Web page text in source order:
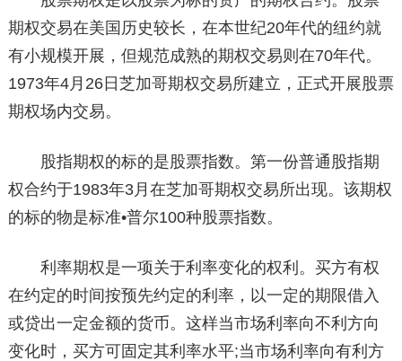
期权交易在美国历史较长，在本世纪20年代的纽约就
有小规模开展，但规范成熟的期权交易则在70年代。
1973年4月26日芝加哥期权交易所建立，正式开展股票
期权场内交易。
股指期权的标的是股票指数。第一份普通股指期
权合约于1983年3月在芝加哥期权交易所出现。该期权
的标的物是标准•普尔100种股票指数。
利率期权是一项关于利率变化的权利。买方有权
在约定的时间按预先约定的利率，以一定的期限借入
或贷出一定金额的货币。这样当市场利率向不利方向
变化时，买方可固定其利率水平;当市场利率向有利方